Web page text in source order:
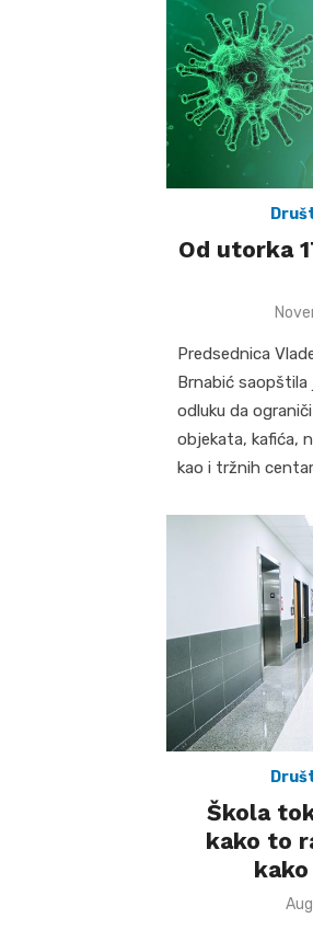
Od utorka
Predsednica
Brnabić saopštila
odluku da
objekata, kafića,
kao i tržnih
Škola
kako to